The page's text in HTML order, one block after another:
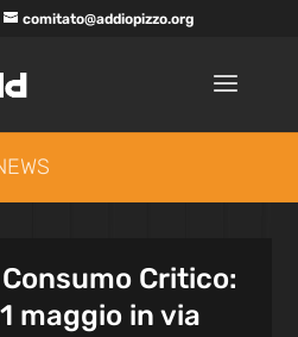
comitato@addiopizzo.org
Critico:
maggio in via